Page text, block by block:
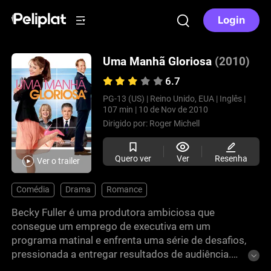
Login
Ver o trailer
Uma Manhã Gloriosa (2010)
6.7
PG-13 (US) | Reino Unido, EUA | Inglês |
107 min | 10 de Nov de 2010
Dirigido por: Roger Michell
Quero ver Ver Resenha
Comédia Drama Romance
Becky Fuller é uma produtora ambiciosa que
consegue um emprego de executiva em um
programa matinal e enfrenta uma série de desafios,
pressionada a entregar resultados de audiência.